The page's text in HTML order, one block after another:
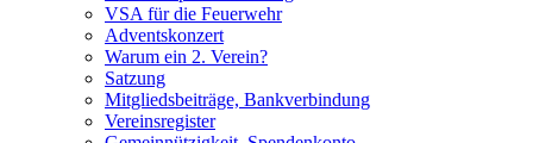
VSA für die Feuerwehr
Adventskonzert
Warum ein 2. Verein?
Satzung
Mitgliedsbeiträge, Bankverbindung
Vereinsregister